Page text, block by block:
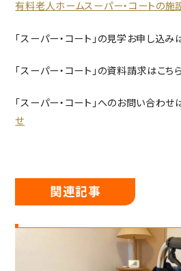
有料老人ホームスーパー・コートの施
「スーパー・コート」の見学お申し込
「スーパー・コート」の資料請求はこ
「スーパー・コート」へのお問い合わ
せ
関連記事